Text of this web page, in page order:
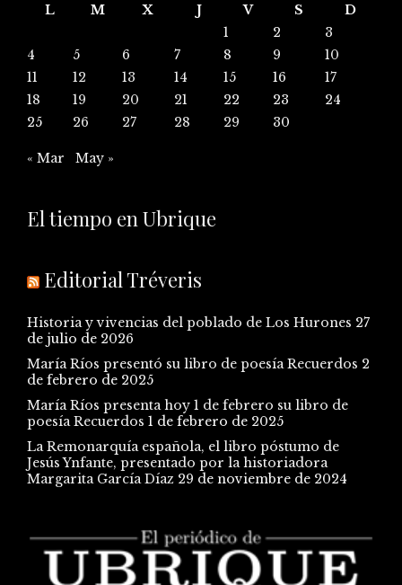
L
M X J V S
D
1
2
3
4
5 6 7 8 9
10
11
12 13 14 15 16
17
18
19 20 21 22 23
24
25
26 27 28 29 30
« Mar May »
El tiempo en Ubrique
Editorial Tréveris
Historia y vivencias del poblado de Los Hurones 27
de julio de 2026
María Ríos presentó su libro de poesía Recuerdos 2
de febrero de 2025
María Ríos presenta hoy 1 de febrero su libro de
poesía Recuerdos 1 de febrero de 2025
La Remonarquía española, el libro póstumo de
Jesús Ynfante, presentado por la historiadora
Margarita García Díaz 29 de noviembre de 2024